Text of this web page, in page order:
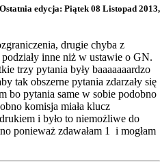
Ostatnia edycja: Piątek 08 Listopad 2013,
drugie chyba z
inne niż w ustawie o GN.
trzy pytania były baaaaaaardzo
tak obszerne pytania zdarzały się
bo pytania same w sobie podobno
komisja miała klucz
i było to niemożliwe do
ponieważ zdawałam 1 i mogłam